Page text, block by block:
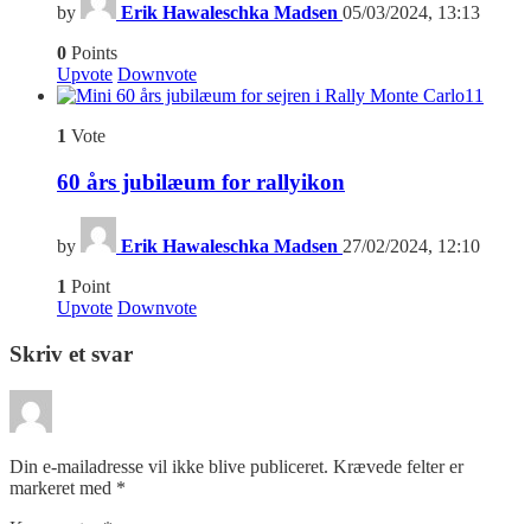
by Erik Hawaleschka Madsen 05/03/2024, 13:13
0 Points
Upvote Downvote
11
1 Vote
60 års jubilæum for rallyikon
by Erik Hawaleschka Madsen 27/02/2024, 12:10
1 Point
Upvote Downvote
Skriv et svar
Din e-mailadresse vil ikke blive publiceret. Krævede felter er
markeret med *